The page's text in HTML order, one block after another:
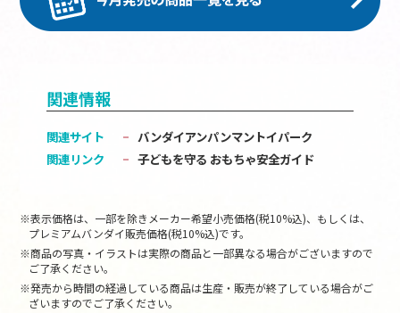
関連情報
関連サイト
バンダイアンパンマントイパーク
関連リンク
子どもを守る おもちゃ安全ガイド
※表示価格は、一部を除きメーカー希望小売価格(税10%込)、もしくは、
プレミアムバンダイ販売価格(税10%込)です。
※商品の写真・イラストは実際の商品と一部異なる場合がございますので
ご了承ください。
※発売から時間の経過している商品は生産・販売が終了している場合がご
ざいますのでご了承ください。